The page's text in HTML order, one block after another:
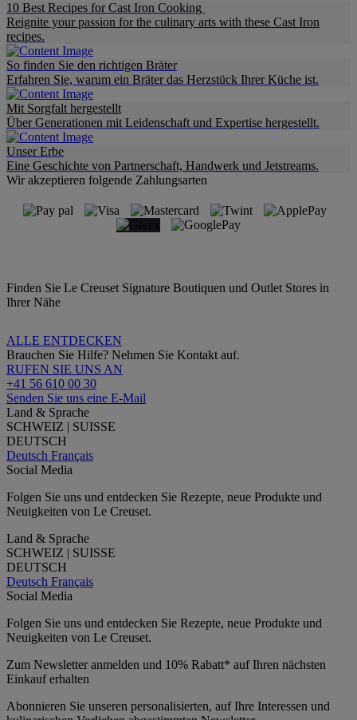
10 Best Recipes for Cast Iron Cooking
Reignite your passion for the culinary arts with these Cast Iron
recipes.
So finden Sie den richtigen Bräter
Erfahren Sie, warum ein Bräter das Herzstück Ihrer Küche ist.
Mit Sorgfalt hergestellt
Über Generationen mit Leidenschaft und Expertise hergestellt.
Unser Erbe
Eine Geschichte von Partnerschaft, Handwerk und Jetstreams.
Wir akzeptieren folgende Zahlungsarten
Finden Sie Le Creuset Signature Boutiquen und Outlet Stores in
Ihrer Nähe
ALLE ENTDECKEN
Brauchen Sie Hilfe? Nehmen Sie Kontakt auf.
RUFEN SIE UNS AN
+41 56 610 00 30
Senden Sie uns eine E-Mail
Land & Sprache
SCHWEIZ | SUISSE
DEUTSCH
Deutsch Français
Social Media
Folgen Sie uns und entdecken Sie Rezepte, neue Produkte und
Neuigkeiten von Le Creuset.
Land & Sprache
SCHWEIZ | SUISSE
DEUTSCH
Deutsch Français
Social Media
Folgen Sie uns und entdecken Sie Rezepte, neue Produkte und
Neuigkeiten von Le Creuset.
Zum Newsletter anmelden und 10% Rabatt* auf Ihren nächsten
Einkauf erhalten
Abonnieren Sie unseren personalisierten, auf Ihre Interessen und